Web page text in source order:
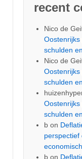
recent
Nico de
Oostenrijks
schulden
Nico de
Oostenrijks
schulden
Oostenrijks
schulden
b on
perspectief
b on